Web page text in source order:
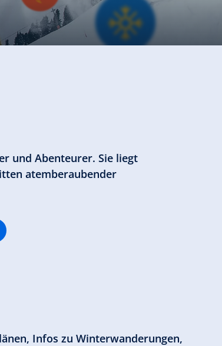
und Abenteurer. Sie liegt
atemberaubender
Infos zu Winterwanderungen,